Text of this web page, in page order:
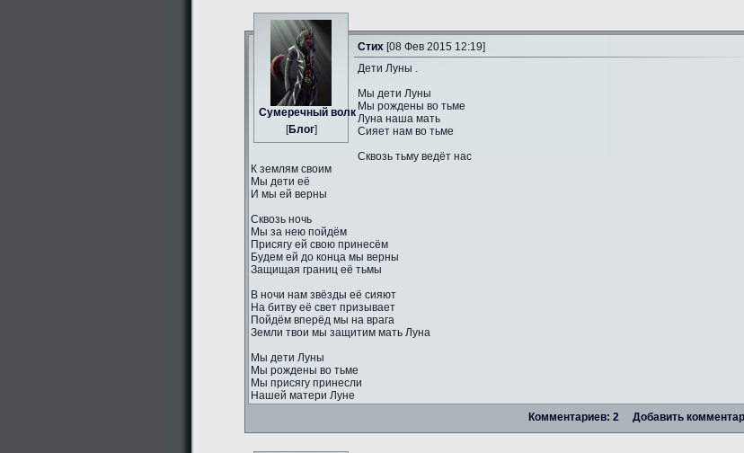
Сумеречный волк
[Блог]
Стих [08 Фев 2015 12:19]
Дети Луны .
Мы дети Луны
Мы рождены во тьме
Луна наша мать
Сияет нам во тьме
Сквозь тьму ведёт нас
К землям своим
Мы дети её
И мы ей верны
Сквозь ночь
Мы за нею пойдём
Присягу ей свою принесём
Будем ей до конца мы верны
Защищая границ её тьмы
В ночи нам звёзды её сияют
На битву её свет призывает
Пойдём вперёд мы на врага
Земли твои мы защитим мать Луна
Мы дети Луны
Мы рождены во тьме
Мы присягу принесли
Нашей матери Луне
Комментариев: 2
Добавить